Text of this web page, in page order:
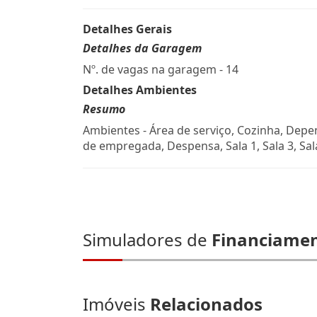
Detalhes Gerais
Detalhes da Garagem
Nº. de vagas na garagem - 14
Detalhes Ambientes
Resumo
Ambientes - Área de serviço, Cozinha,
de empregada, Despensa, Sala 1, Sala 3,
Simuladores de
Imóveis Relacionados